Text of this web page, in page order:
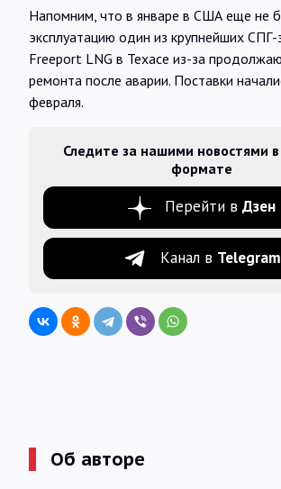
Напомним, что в январе в США еще не
эксплуатацию один из крупнейших
Freeport LNG в Техасе из-за
ремонта после аварии. Поставки
февраля.
Следите за нашими новостями
формате
Перейти в Дзен
Канал в Telegram
Об авторе